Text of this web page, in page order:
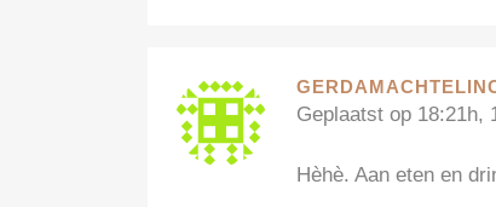
Geplaatst op 18:21h,
Hèhè. Aan eten en